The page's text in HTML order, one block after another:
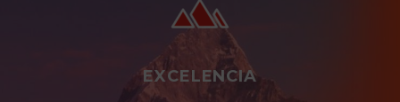
EXCELENCIA